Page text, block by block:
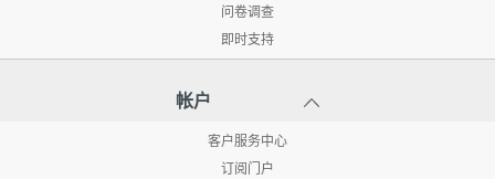
问卷调查
即时支持
帐户
客户服务中心
订阅门户